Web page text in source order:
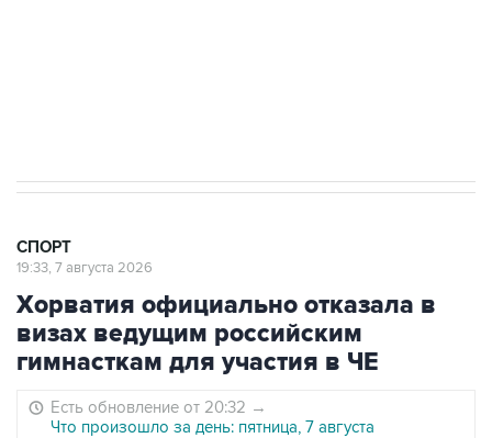
СПОРТ
19:33, 7 августа 2026
Хорватия официально отказала в
визах ведущим российским
гимнасткам для участия в ЧЕ
Есть обновление от 20:32 →
Что произошло за день: пятница, 7 августа